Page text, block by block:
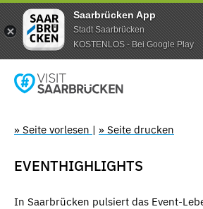
Saarbrücken App
Stadt Saarbrücken
KOSTENLOS - Bei Google Play
» Seite vorlesen | » Seite drucken
EVENTHIGHLIGHTS
In Saarbrücken pulsiert das Event-